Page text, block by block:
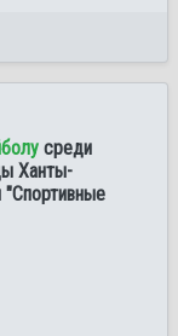
среди
Ханты-
"Спортивные